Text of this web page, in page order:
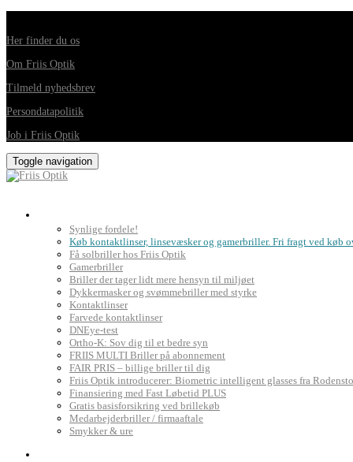
Her finder du os
Om Friis Optik
Tilmeld nyhedsbrev
Persondatapolitik
Job i Friis Optik
Toggle navigation
Synlige fordele!
Køb kontaktlinser, linsevæsker og gamerbriller. Fri fragt ved køb
Få solbriller hos Friis Optik
Gamerbriller
Briller der tager lidt mere hensyn til miljøet
Dykkermasker og svømmebriller med styrke
Kontaktlinser
Farvede kontaktlinser
DNEye-test
Ortho-K: Sov dig til et bedre syn
FRIIS MULTI Briller på abonnement
FAIR PRIS – billige briller til dig
Friis Optik introducerer: Biometric intelligent glasses fra
Finansiering med Fast Løbetid PLUS
Gratis basisforsikring ved brillekøb
Medarbejderbriller / firmaaftale
Smykker & ure